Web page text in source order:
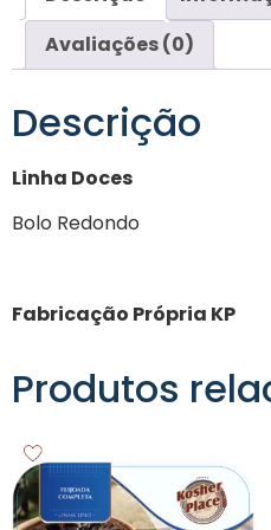
Avaliações (0)
Descrição
Linha Doces
Bolo Redondo
Fabricação Própria KP
Produtos